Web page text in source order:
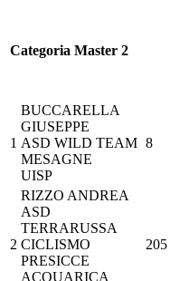
Categoria Master 2
1
BUCCARELLA
GIUSEPPE
ASD WILD TEAM
MESAGNE
UISP
8
2
RIZZO ANDREA
ASD
TERRARUSSA
CICLISMO
PRESICCE
ACQUARICA
205